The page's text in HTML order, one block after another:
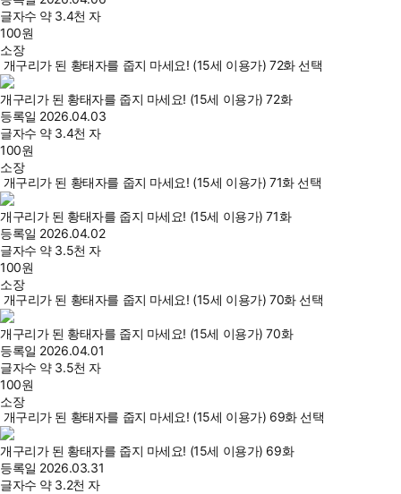
글자수 약 3.4천 자
100원
소장
개구리가 된 황태자를 줍지 마세요! (15세 이용가) 72화 선택
개구리가 된 황태자를 줍지 마세요! (15세 이용가) 72화
등록일 2026.04.03
글자수 약 3.4천 자
100원
소장
개구리가 된 황태자를 줍지 마세요! (15세 이용가) 71화 선택
개구리가 된 황태자를 줍지 마세요! (15세 이용가) 71화
등록일 2026.04.02
글자수 약 3.5천 자
100원
소장
개구리가 된 황태자를 줍지 마세요! (15세 이용가) 70화 선택
개구리가 된 황태자를 줍지 마세요! (15세 이용가) 70화
등록일 2026.04.01
글자수 약 3.5천 자
100원
소장
개구리가 된 황태자를 줍지 마세요! (15세 이용가) 69화 선택
개구리가 된 황태자를 줍지 마세요! (15세 이용가) 69화
등록일 2026.03.31
글자수 약 3.2천 자